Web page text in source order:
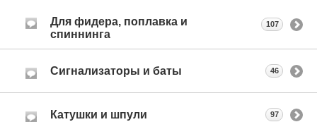
Для фидера, поплавка и
спиннинга
107
Сигнализаторы и баты 46
Катушки и шпули 97